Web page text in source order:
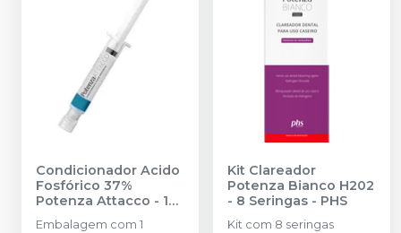
Condicionador Acido
Fosfórico 37%
Potenza Attacco - 1
Seringa 3g
Embalagem com 1
Kit Clareador
Potenza Bianco H202
- 8 Seringas - PHS
Kit com 8 seringas